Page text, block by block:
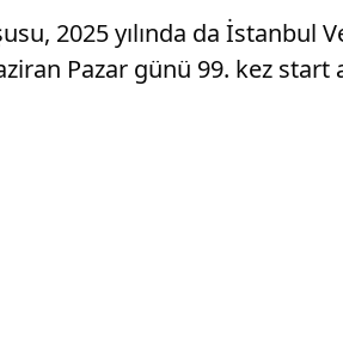
2025 yılında da İstanbul
Pazar günü 99. kez start